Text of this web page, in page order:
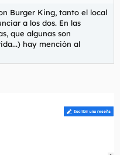
Burger King, tanto el local
a los dos. En las
que algunas son
hay mención al